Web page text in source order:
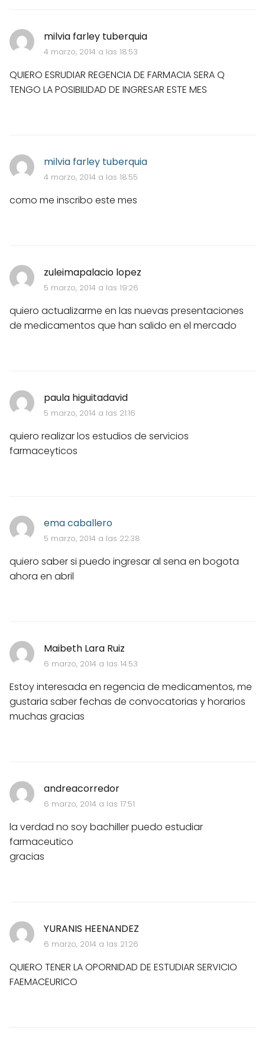
milvia farley tuberquia
4 marzo, 2014 a las 18:53
QUIERO ESRUDIAR REGENCIA DE FARMACIA SERA Q
TENGO LA POSIBILIDAD DE INGRESAR ESTE MES
milvia farley tuberquia
4 marzo, 2014 a las 18:55
como me inscribo este mes
zuleimapalacio lopez
5 marzo, 2014 a las 19:26
quiero actualizarme en las nuevas presentaciones
de medicamentos que han salido en el mercado
paula higuitadavid
5 marzo, 2014 a las 21:16
quiero realizar los estudios de servicios
farmaceyticos
ema caballero
5 marzo, 2014 a las 22:38
quiero saber si puedo ingresar al sena en bogota
ahora en abril
Maibeth Lara Ruiz
6 marzo, 2014 a las 14:53
Estoy interesada en regencia de medicamentos, me
gustaria saber fechas de convocatorias y horarios
muchas gracias
andreacorredor
6 marzo, 2014 a las 17:51
la verdad no soy bachiller puedo estudiar
farmaceutico
gracias
YURANIS HEENANDEZ
6 marzo, 2014 a las 21:26
QUIERO TENER LA OPORNIDAD DE ESTUDIAR SERVICIO
FAEMACEURICO